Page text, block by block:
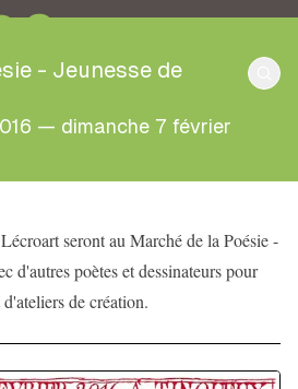
- Jeunesse de
— dimanche 7 février
seront au Marché de la Poésie -
d'autres poètes et dessinateurs pour
de création.